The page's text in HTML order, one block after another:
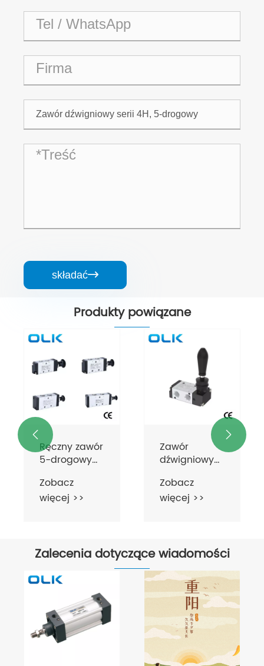
składać
Produkty powiązane
Zawór
dźwigniowy
drogowy
Zobacz
więcej >>
Zawór
dźwigniowy
drogowy, 5-
drogowy
Zobacz
więcej >>
 
Zalecenia dotyczące wiadomości